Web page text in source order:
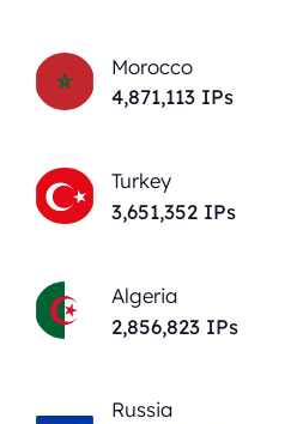
Morocco
4,871,113 IPs
Turkey
3,651,352 IPs
Algeria
2,856,823 IPs
Russia